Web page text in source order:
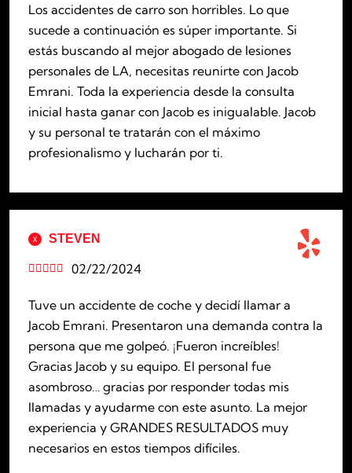
Los accidentes de carro son horribles. Lo que
sucede a continuación es súper importante. Si
estás buscando al mejor abogado de lesiones
personales de LA, necesitas reunirte con Jacob
Emrani. Toda la experiencia desde la consulta
inicial hasta ganar con Jacob es inigualable. Jacob
y su personal te tratarán con el máximo
profesionalismo y lucharán por ti.
STEVEN
02/22/2024

Tuve un accidente de coche y decidí llamar a
Jacob Emrani. Presentaron una demanda contra la
persona que me golpeó. ¡Fueron increíbles!
Gracias Jacob y su equipo. El personal fue
asombroso… gracias por responder todas mis
llamadas y ayudarme con este asunto. La mejor
experiencia y GRANDES RESULTADOS muy
necesarios en estos tiempos difíciles.